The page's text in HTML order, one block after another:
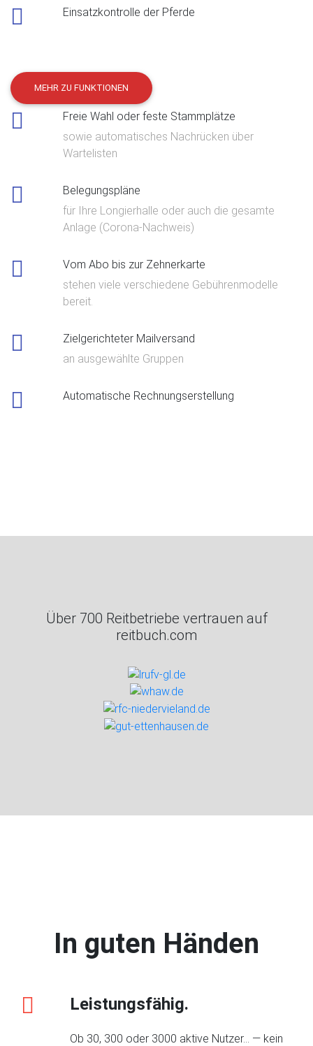
Einsatzkontrolle der Pferde
MEHR ZU FUNKTIONEN
Freie Wahl oder feste Stammplätze
sowie automatisches Nachrücken über
Wartelisten
Belegungspläne
für Ihre Longierhalle oder auch die gesamte
Anlage (Corona-Nachweis)
Vom Abo bis zur Zehnerkarte
stehen viele verschiedene Gebührenmodelle
bereit.
Zielgerichteter Mailversand
an ausgewählte Gruppen
Automatische Rechnungserstellung
Über 700 Reitbetriebe vertrauen auf
reitbuch.com
In guten Händen
Leistungsfähig.
Ob 30, 300 oder 3000 aktive Nutzer... — kein